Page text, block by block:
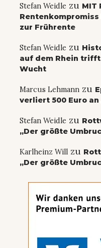
Stefan Weidle zu MIT
zur Frührente
Stefan Weidle zu
auf dem Rhein
Wucht
Marcus Lehmann zu
verliert 500 Euro
Stefan Weidle zu
„Der größte
Karlheinz Will zu
„Der größte